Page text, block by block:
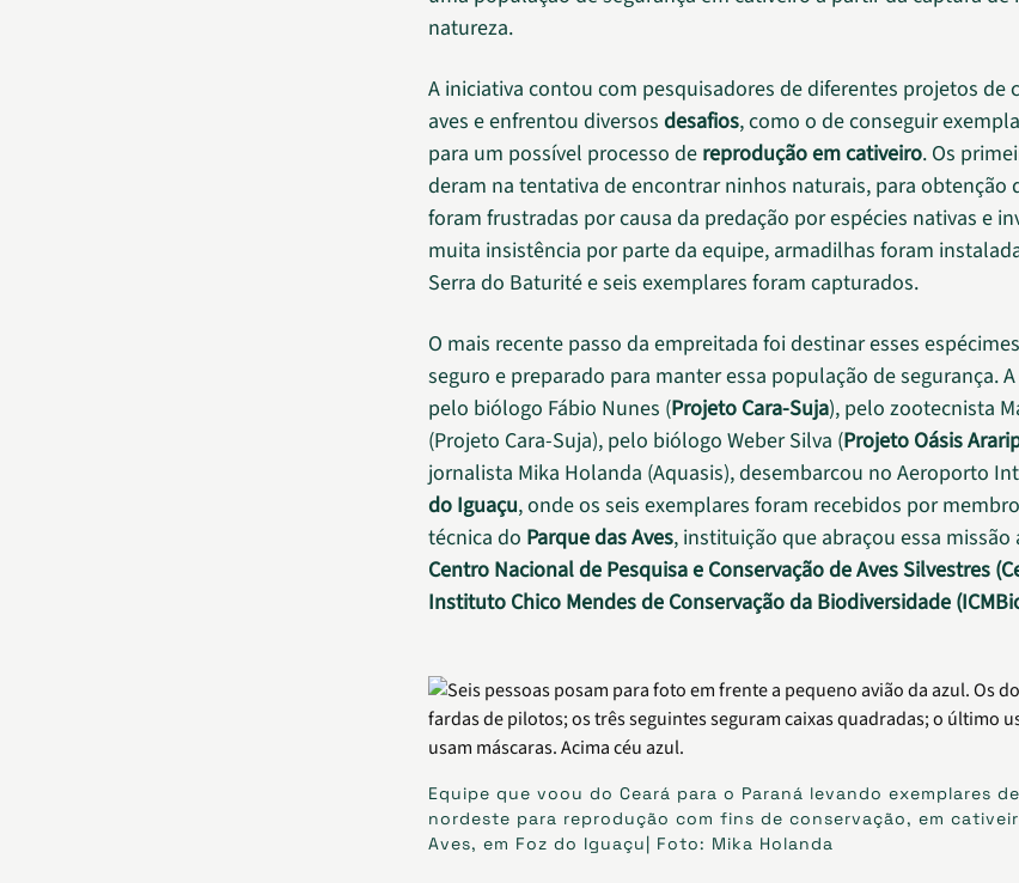
natureza.
A iniciativa contou com pesquisadores de diferentes projetos de
aves e enfrentou diversos desafios, como o de conseguir
para um possível processo de reprodução em cativeiro. Os
deram na tentativa de encontrar ninhos naturais, para obtenção
foram frustradas por causa da predação por espécies nativas e
muita insistência por parte da equipe, armadilhas foram
Serra do Baturité e seis exemplares foram capturados.
O mais recente passo da empreitada foi destinar esses
seguro e preparado para manter essa população de segurança.
pelo biólogo Fábio Nunes (Projeto Cara-Suja), pelo zootecnista
(Projeto Cara-Suja), pelo biólogo Weber Silva (Projeto Oásis
jornalista Mika Holanda (Aquasis), desembarcou no Aeroporto
do Iguaçu, onde os seis exemplares foram recebidos por
técnica do Parque das Aves, instituição que abraçou essa missão
Centro Nacional de Pesquisa e Conservação de Aves Silvestres
Instituto Chico Mendes de Conservação da Biodiversidade
Equipe que voou do Ceará para o Paraná levando exemplares
nordeste para reprodução com fins de conservação, em
Aves, em Foz do Iguaçu| Foto: Mika Holanda